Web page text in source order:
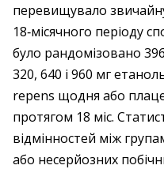
перевищувало
18‑місячного періоду
було рандомізовано
320, 640 і 960 мг
repens щодня або
протягом 18 міс.
відмінностей між
або несерйозних